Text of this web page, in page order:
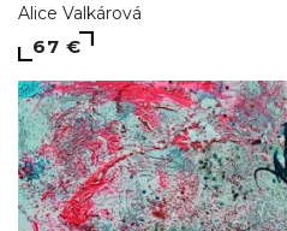
Alice Valkárová
67 €